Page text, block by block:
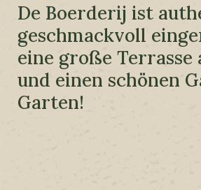
De Boerderij ist
geschmackvoll
eine große Terrasse
und einen schönen
Garten!